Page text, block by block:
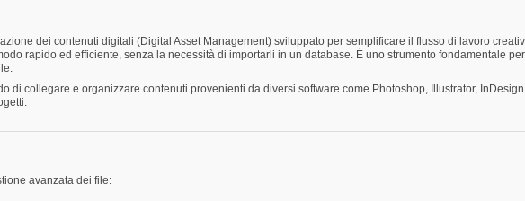
dei contenuti digitali (Digital Asset Management) sviluppato per semplificare il flusso di lavoro
rapido ed efficiente, senza la necessità di importarli in un database. È uno strumento fondamentale
di collegare e organizzare contenuti provenienti da diversi software come Photoshop, Illustrator,
avanzata dei file: